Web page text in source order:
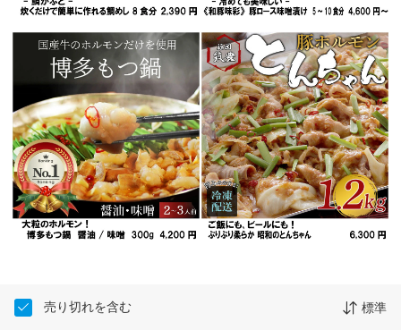
売り切れを含む 標準